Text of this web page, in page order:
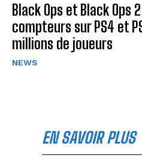
Black Ops et Black Ops
compteurs sur PS4 et
millions de joueurs
NEWS
EN SAVOIR PLUS